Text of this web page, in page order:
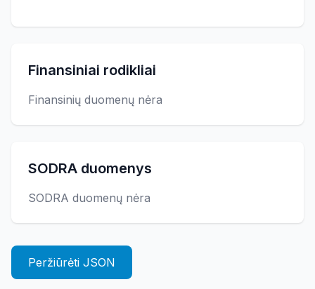
Finansiniai rodikliai
Finansinių duomenų nėra
SODRA duomenys
SODRA duomenų nėra
Peržiūrėti JSON